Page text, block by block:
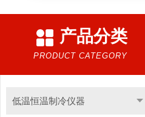
产品分类
PRODUCT CATEGORY
低温恒温制冷仪器